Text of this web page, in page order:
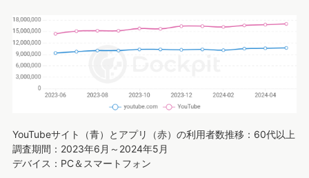
YouTubeサイト（青）とアプリ（赤）の利用者数推移：60代以上
調査期間：2023年6月～2024年5月
デバイス：PC＆スマートフォン